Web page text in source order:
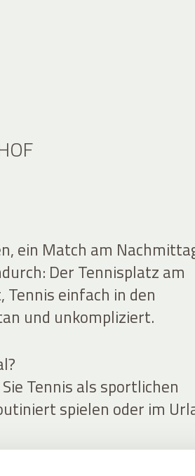
ein Match am
Der Tennisplatz am
einfach in den
und unkompliziert.
Tennis als sportlichen
spielen oder im